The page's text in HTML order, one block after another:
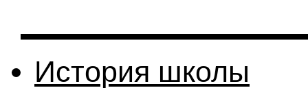
История школы